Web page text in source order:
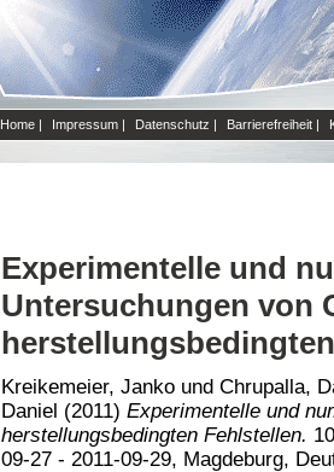
Home | Impressum | Datenschutz | Barrierefreiheit |
Experimentelle und
Untersuchungen von
Kreikemeier, Janko und Chrupalla,
Daniel (2011) Experimentelle und
herstellungsbedingten Fehlstellen.
09-27 - 2011-09-29, Magdeburg,